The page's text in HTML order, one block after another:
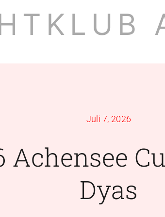
Juli 7, 2026
Achensee
Dyas